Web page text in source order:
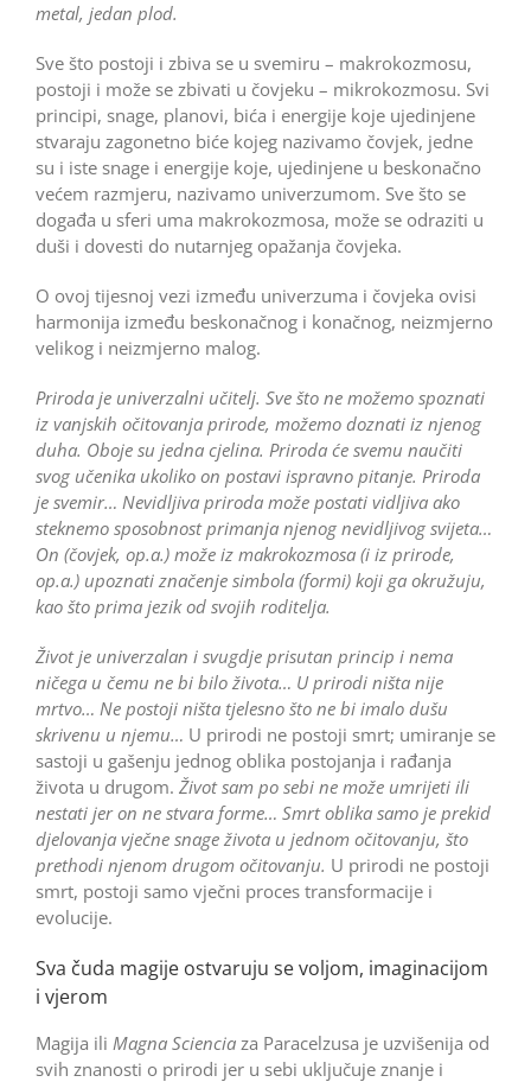
metal, jedan plod.
Sve što postoji i zbiva se u svemiru – makrokozmosu,
postoji i može se zbivati u čovjeku – mikrokozmosu. Svi
principi, snage, planovi, bića i energije koje ujedinjene
stvaraju zagonetno biće kojeg nazivamo čovjek, jedne
su i iste snage i energije koje, ujedinjene u beskonačno
većem razmjeru, nazivamo univerzumom. Sve što se
događa u sferi uma makrokozmosa, može se odraziti u
duši i dovesti do nutarnjeg opažanja čovjeka.
O ovoj tijesnoj vezi između univerzuma i čovjeka ovisi
harmonija između beskonačnog i konačnog, ne­izmjerno
velikog i neizmjerno malog.
Priroda je univerzalni učitelj. Sve što ne možemo spoznati
iz vanjskih očitovanja prirode, možemo doznati iz njenog
duha. Oboje su jedna cjelina. Priroda će svemu naučiti
svog učenika ukoliko on postavi ispravno pitanje. Priroda
je svemir… Nevidljiva priroda može postati vidljiva ako
steknemo sposobnost primanja njenog nevidljivog svijeta…
On (čovjek, op.a.) može iz makrokozmosa (i iz prirode,
op.a.) upoznati značenje simbola (formi) koji ga okružuju,
kao što prima jezik od svojih roditelja.
Život je univerzalan i svugdje prisutan princip i nema
ničega u čemu ne bi bilo života… U prirodi ništa nije
mrtvo… Ne postoji ništa tjelesno što ne bi imalo dušu
skrivenu u njemu… U prirodi ne postoji smrt; umiranje se
sastoji u gašenju jednog oblika postojanja i rađanja
života u drugom. Život sam po sebi ne može umrijeti ili
nestati jer on ne stvara forme… Smrt oblika samo je prekid
djelovanja vječne snage života u jednom očitovanju, što
prethodi njenom drugom očitovanju. U prirodi ne postoji
smrt, postoji samo vječni proces transformacije i
evolucije.
Sva čuda magije ostvaruju se voljom, imaginacijom
i vjerom
Magija ili Magna Sciencia za Paracelzusa je uzvišenija od
svih znanosti o prirodi jer u sebi uključuje znanje i